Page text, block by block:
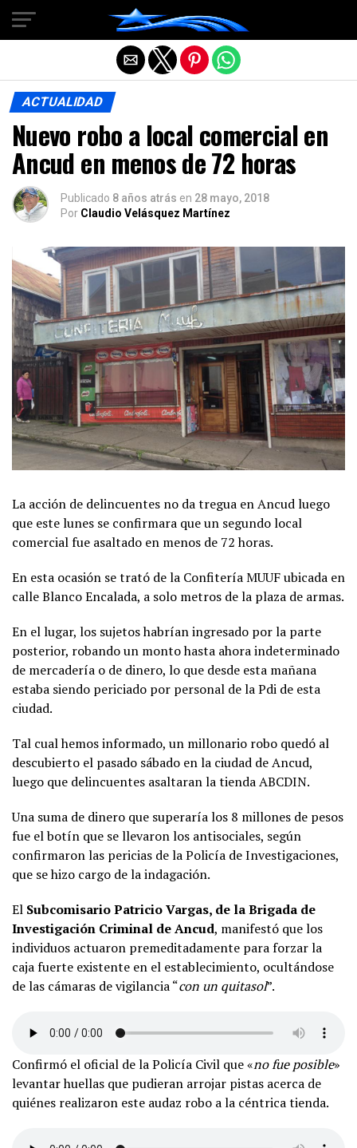
ACTUALIDAD
Nuevo robo a local comercial en
Ancud en menos de 72 horas
Publicado 8 años atrás en 28 mayo, 2018
Por Claudio Velásquez Martínez
La acción de delincuentes no da tregua en Ancud luego
que este lunes se confirmara que un segundo local
comercial fue asaltado en menos de 72 horas.
En esta ocasión se trató de la Confitería MUUF ubicada en
calle Blanco Encalada, a solo metros de la plaza de armas.
En el lugar, los sujetos habrían ingresado por la parte
posterior, robando un monto hasta ahora indeterminado
de mercadería o de dinero, lo que desde esta mañana
estaba siendo periciado por personal de la Pdi de esta
ciudad.
Tal cual hemos informado, un millonario robo quedó al
descubierto el pasado sábado en la ciudad de Ancud,
luego que delincuentes asaltaran la tienda ABCDIN.
Una suma de dinero que superaría los 8 millones de pesos
fue el botín que se llevaron los antisociales, según
confirmaron las pericias de la Policía de Investigaciones,
que se hizo cargo de la indagación.
El Subcomisario Patricio Vargas, de la Brigada de
Investigación Criminal de Ancud, manifestó que los
individuos actuaron premeditadamente para forzar la
caja fuerte existente en el establecimiento, ocultándose
de las cámaras de vigilancia “con un quitasol”.
Confirmó el oficial de la Policía Civil que «no fue posible»
levantar huellas que pudieran arrojar pistas acerca de
quiénes realizaron este audaz robo a la céntrica tienda.
Salir de la versión móvil